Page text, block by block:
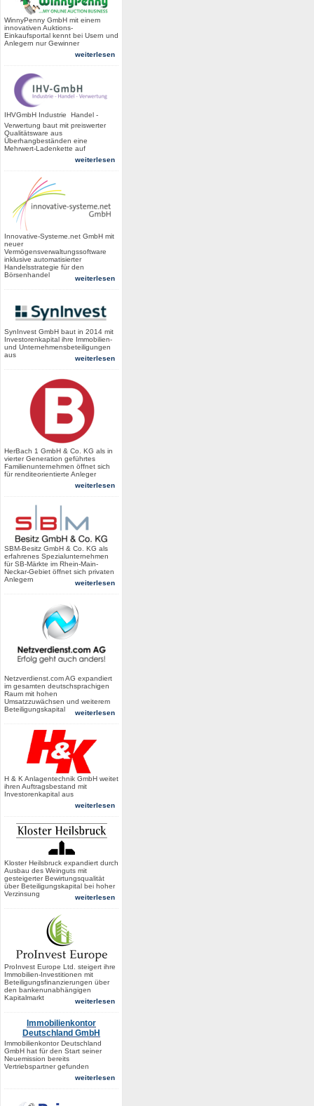
WinnyPenny GmbH mit einem
innovativen Auktions-
Einkaufsportal kennt bei Usern und
Anlegern nur Gewinner
weiterlesen
IHVGmbH Industrie  Handel -
Verwertung baut mit preiswerter
Qualitätsware aus
Überhangbeständen eine
Mehrwert-Ladenkette auf
weiterlesen
Innovative-Systeme.net GmbH mit
neuer
Vermögensverwaltungssoftware
inklusive automatisierter
Handelsstrategie für den
Börsenhandel
weiterlesen
SynInvest GmbH baut in 2014 mit
Investorenkapital ihre Immobilien-
und Unternehmensbeteiligungen
aus
weiterlesen
HerBach 1 GmbH & Co. KG als in
vierter Generation geführtes
Familienunternehmen öffnet sich
für renditeorientierte Anleger
weiterlesen
SBM-Besitz GmbH & Co. KG als
erfahrenes Spezialunternehmen
für SB-Märkte im Rhein-Main-
Neckar-Gebiet öffnet sich privaten
Anlegern
weiterlesen
Netzverdienst.com AG expandiert
im gesamten deutschsprachigen
Raum mit hohen
Umsatzzuwächsen und weiterem
Beteiligungskapital
weiterlesen
H & K Anlagentechnik GmbH weitet
ihren Auftragsbestand mit
Investorenkapital aus
weiterlesen
Kloster Heilsbruck expandiert durch
Ausbau des Weinguts mit
gesteigerter Bewirtungsqualität
über Beteiligungskapital bei hoher
Verzinsung
weiterlesen
ProInvest Europe Ltd. steigert ihre
Immobilien-Investitionen mit
Beteiligungsfinanzierungen über
den bankenunabhängigen
Kapitalmarkt
weiterlesen
Immobilienkontor
Deutschland GmbH
Immobilienkontor Deutschland
GmbH hat für den Start seiner
Neuemission bereits
Vertriebspartner gefunden
weiterlesen